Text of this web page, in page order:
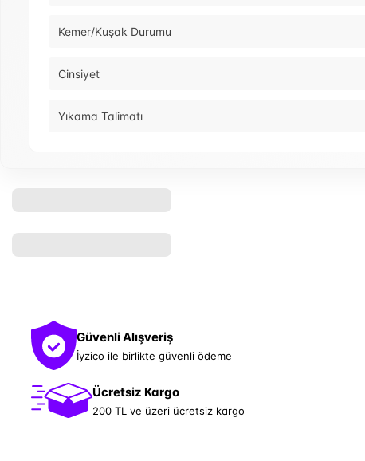
Kemer/Kuşak Durumu
Cinsiyet
Yıkama Talimatı
Güvenli Alışveriş
İyzico ile birlikte güvenli ödeme
Ücretsiz Kargo
200 TL ve üzeri ücretsiz kargo